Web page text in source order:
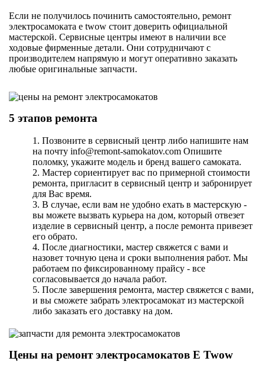
Если не получилось починить самостоятельно, ремонт
электросамоката e twow стоит доверить официальной
мастерской. Сервисные центры имеют в наличии все
ходовые фирменные детали. Они сотрудничают с
производителем напрямую и могут оперативно заказать
любые оригинальные запчасти.
5 этапов ремонта
1. Позвоните в сервисный центр либо напишите нам
на почту info@remont-samokatov.com Опишите
поломку, укажите модель и бренд вашего самоката.
2. Мастер сориентирует вас по примерной стоимости
ремонта, пригласит в сервисный центр и забронирует
для Вас время.
3. В случае, если вам не удобно ехать в мастерскую -
вы можете вызвать курьера на дом, который отвезет
изделие в сервисный центр, а после ремонта привезет
его обрато.
4. После диагностики, мастер свяжется с вами и
назовет точную цена и сроки выполнения работ. Мы
работаем по фиксированному прайсу - все
согласовывается до начала работ.
5. После завершения ремонта, мастер свяжется с вами,
и вы сможете забрать электросамокат из мастерской
либо заказать его доставку на дом.
Цены на ремонт электросамокатов E Twow